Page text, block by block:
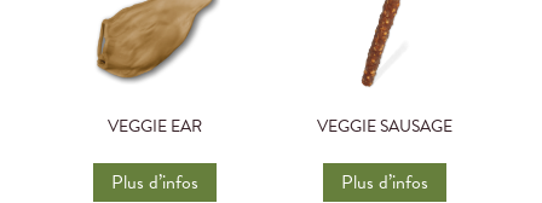
VEGGIE EAR
Plus d’infos
VEGGIE SAUSAGE
Plus d’infos